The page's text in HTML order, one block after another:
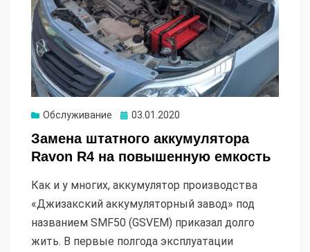
Обслуживание Опубликовано
03.01.2020
Замена штатного аккумулятора
Ravon R4 на повышенную емкость
Как и у многих, аккумулятор производства
«Джизакский аккумуляторный завод» под
названием SMF50 (GSVEM) приказал долго
жить. В первые полгода эксплуатации